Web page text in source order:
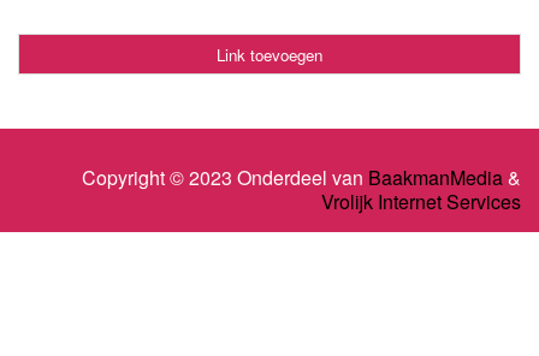
Link toevoegen
Copyright © 2023 Onderdeel van BaakmanMedia&
Vrolijk Internet Services